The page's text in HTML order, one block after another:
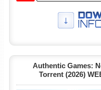
Authentic Games:
Torrent (2026)